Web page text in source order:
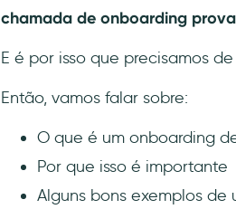
chamada de onboarding
E é por isso que precisamos
Então, vamos falar sobre:
O que é um onboarding
Por que isso é importante
Alguns bons exemplos